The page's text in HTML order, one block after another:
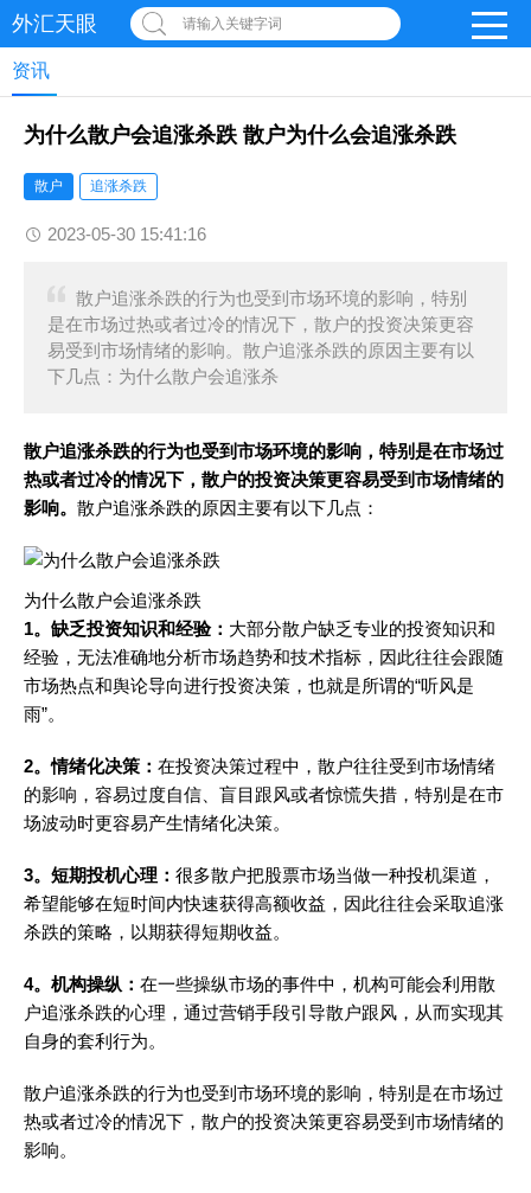
外汇天眼 请输入关键字词
资讯
为什么散户会追涨杀跌 散户为什么会追涨杀跌
散户 追涨杀跌
2023-05-30 15:41:16
散户追涨杀跌的行为也受到市场环境的影响，特别
是在市场过热或者过冷的情况下，散户的投资决策更容
易受到市场情绪的影响。散户追涨杀跌的原因主要有以
下几点：为什么散户会追涨杀
散户追涨杀跌的行为也受到市场环境的影响，特别是在市场过
热或者过冷的情况下，散户的投资决策更容易受到市场情绪的
影响。 散户追涨杀跌的原因主要有以下几点：
为什么散户会追涨杀跌
1。缺乏投资知识和经验： 大部分散户缺乏专业的投资知识和
经验，无法准确地分析市场趋势和技术指标，因此往往会跟随
市场热点和舆论导向进行投资决策，也就是所谓的“听风是
雨”。
2。情绪化决策： 在投资决策过程中，散户往往受到市场情绪
的影响，容易过度自信、盲目跟风或者惊慌失措，特别是在市
场波动时更容易产生情绪化决策。
3。短期投机心理： 很多散户把股票市场当做一种投机渠道，
希望能够在短时间内快速获得高额收益，因此往往会采取追涨
杀跌的策略，以期获得短期收益。
4。机构操纵： 在一些操纵市场的事件中，机构可能会利用散
户追涨杀跌的心理，通过营销手段引导散户跟风，从而实现其
自身的套利行为。
散户追涨杀跌的行为也受到市场环境的影响，特别是在市场过
热或者过冷的情况下，散户的投资决策更容易受到市场情绪的
影响。